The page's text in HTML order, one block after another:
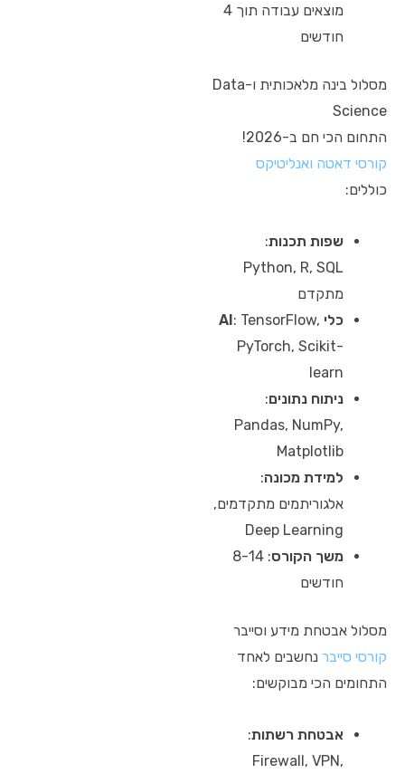
מוצאים עבודה תוך 4
חודשים
מסלול בינה מלאכותית ו-Data
Science
התחום הכי חם ב-2026!
קורסי דאטה ואנליטיקס
כוללים:
שפות תכנות:
Python, R, SQL
מתקדם
כלי AI : TensorFlow,
PyTorch, Scikit-
learn
ניתוח נתונים:
Pandas, NumPy,
Matplotlib
למידת מכונה:
אלגוריתמים מתקדמים,
Deep Learning
משך הקורס : 8-14
חודשים
מסלול אבטחת מידע וסייבר
קורסי סייבר נחשבים לאחד
התחומים הכי מבוקשים:
אבטחת רשתות:
Firewall, VPN,